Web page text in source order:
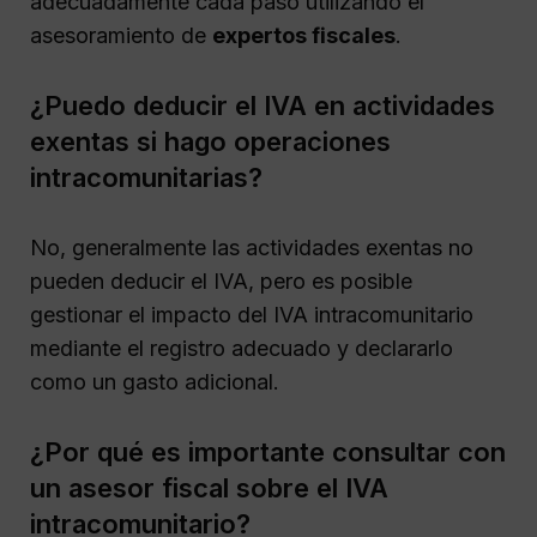
asesoramiento de expertos fiscales.
¿Puedo deducir el IVA en actividades
exentas si hago operaciones
intracomunitarias?
No, generalmente las actividades exentas no
pueden deducir el IVA, pero es posible
gestionar el impacto del IVA intracomunitario
mediante el registro adecuado y declararlo
como un gasto adicional.
¿Por qué es importante consultar con
un asesor fiscal sobre el IVA
intracomunitario?